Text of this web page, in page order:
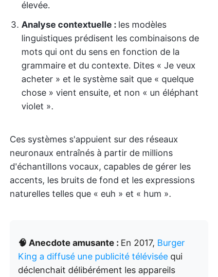
élevée.
Analyse contextuelle : les modèles
linguistiques prédisent les combinaisons de
mots qui ont du sens en fonction de la
grammaire et du contexte. Dites « Je veux
acheter » et le système sait que « quelque
chose » vient ensuite, et non « un éléphant
violet ».
Ces systèmes s'appuient sur des réseaux
neuronaux entraînés à partir de millions
d'échantillons vocaux, capables de gérer les
accents, les bruits de fond et les expressions
naturelles telles que « euh » et « hum ».
🧠 Anecdote amusante : En 2017, Burger
King a diffusé une publicité télévisée qui
déclenchait délibérément les appareils